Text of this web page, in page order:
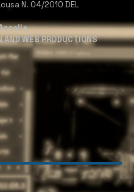
N. 04/2010 DEL
AND WEB PRODUCTIONS